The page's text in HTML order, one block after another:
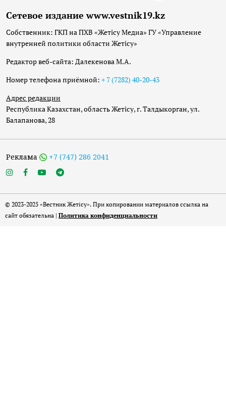
Сетевое издание www.vestnik19.kz
Собственник: ГКП на ПХВ «Жетісу Медиа» ГУ «Управление
внутренней политики области Жетісу»
Редактор веб-сайта: Далекенова М.А.
Номер телефона приёмной: + 7 (7282) 40-20-43
Адрес редакции
Республика Казахстан, область Жетісу, г. Талдыкорган, ул.
Балапанова, 28
Реклама +7 (747) 286 2041
© 2023-2025 «Вестник Жетісу». При копировании материалов ссылка на
сайт обязательна | Политика конфиденциальности